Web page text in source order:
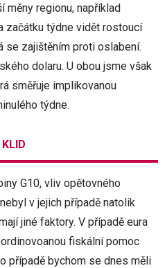
měny regionu, například
začátku týdne vidět rostoucí
se zajištěním proti oslabení.
dolaru. U obou jsme však
směřuje implikovanou
týdne.
G10, vliv opětovného
v jejich případě natolik
jiné faktory. V případě eura
fiskální pomoc
případě bychom se dnes měli